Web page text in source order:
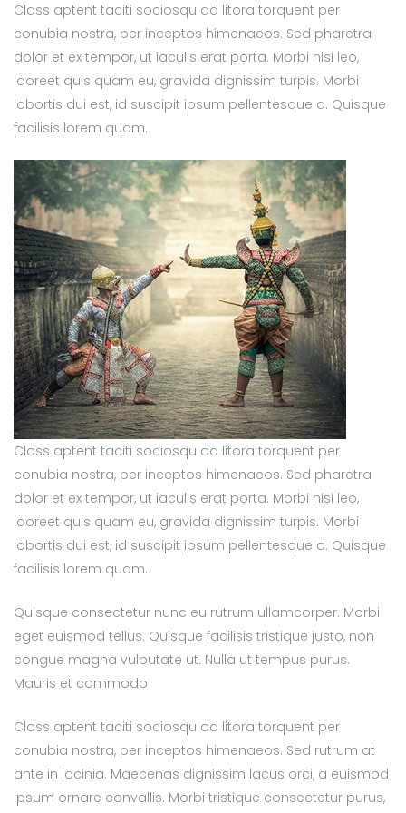
Class aptent taciti sociosqu ad litora torquent per
conubia nostra, per inceptos himenaeos. Sed pharetra
dolor et ex tempor, ut iaculis erat porta. Morbi nisi leo,
laoreet quis quam eu, gravida dignissim turpis. Morbi
lobortis dui est, id suscipit ipsum pellentesque a. Quisque
facilisis lorem quam.
Class aptent taciti sociosqu ad litora torquent per
conubia nostra, per inceptos himenaeos. Sed pharetra
dolor et ex tempor, ut iaculis erat porta. Morbi nisi leo,
laoreet quis quam eu, gravida dignissim turpis. Morbi
lobortis dui est, id suscipit ipsum pellentesque a. Quisque
facilisis lorem quam.
Quisque consectetur nunc eu rutrum ullamcorper. Morbi
eget euismod tellus. Quisque facilisis tristique justo, non
congue magna vulputate ut. Nulla ut tempus purus.
Mauris et commodo
Class aptent taciti sociosqu ad litora torquent per
conubia nostra, per inceptos himenaeos. Sed rutrum at
ante in lacinia. Maecenas dignissim lacus orci, a euismod
ipsum ornare convallis. Morbi tristique consectetur purus,